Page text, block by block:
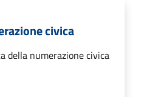
civica
della numerazione civica